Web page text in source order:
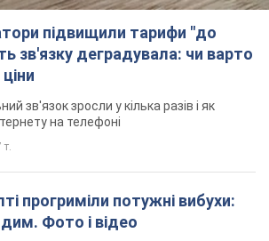
підвищили тарифи "до
зв'язку деградувала: чи варто
зв'язок зросли у кілька разів і як
на телефоні
прогриміли потужні вибухи:
Фото і відео